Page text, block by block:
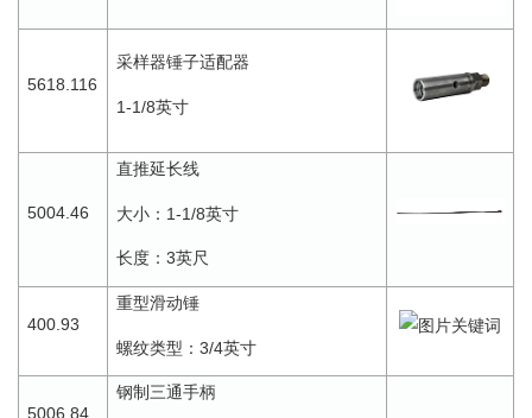
5618.116
采样器锤子适配器
1-1/8英寸
5004.46
直推延长线
大小： 1-1/8英寸
长度： 3英尺
400.93
重型滑动锤
螺纹类型： 3/4英寸
5006.84
钢制三通手柄